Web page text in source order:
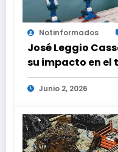
Notinformados
José Leggio
su impacto en el
global
Junio 2, 2026